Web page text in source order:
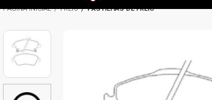
FREIO PASTILHAS DE FREIO